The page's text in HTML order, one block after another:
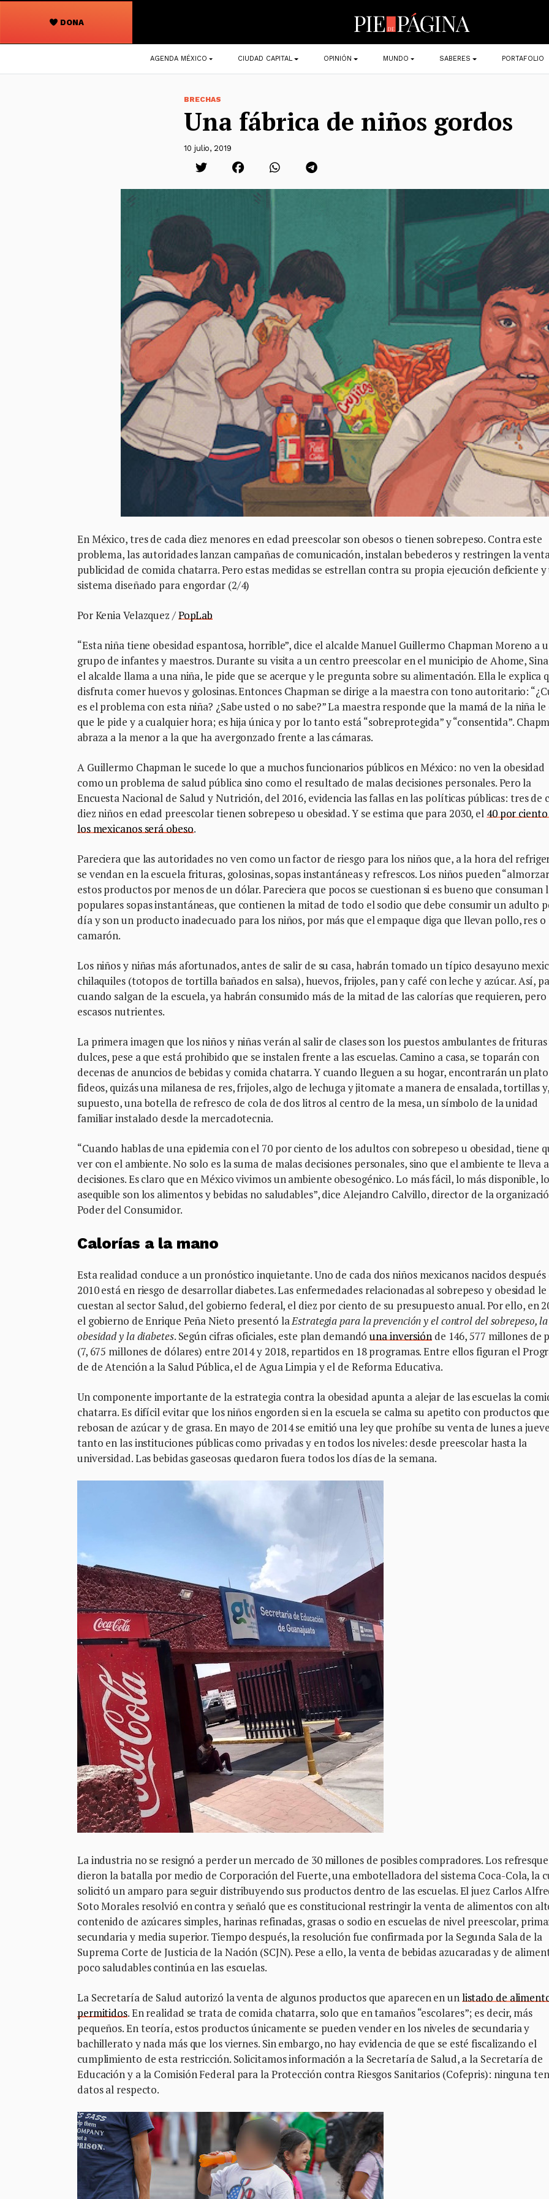
DONA
Navegación
principal
AGENDA MÉXICO CIUDAD CAPITAL OPINIÓN MUNDO SABERES PORTAFOLIO
BRECHAS
Una fábrica de niños gordos
10 julio, 2019
En México, tres de cada diez menores en edad preescolar son obesos o tienen sobrepeso. Contra este
problema, las autoridades lanzan campañas de comunicación, instalan bebederos y restringen la
publicidad de comida chatarra. Pero estas medidas se estrellan contra su propia ejecución deficiente y
sistema diseñado para engordar (2/4)
Por Kenia Velazquez /PopLab
“Esta niña tiene obesidad espantosa, horrible”, dice el alcalde Manuel Guillermo Chapman Moreno a
grupo de infantes y maestros. Durante su visita a un centro preescolar en el municipio de Ahome,
el alcalde llama a una niña, le pide que se acerque y le pregunta sobre su alimentación. Ella le explica
disfruta comer huevos y golosinas. Entonces Chapman se dirige a la maestra con tono autoritario:
es el problema con esta niña? ¿Sabe usted o no sabe?” La maestra responde que la mamá de la niña le
que le pide y a cualquier hora; es hija única y por lo tanto está “sobreprotegida” y “consentida”.
abraza a la menor a la que ha avergonzado frente a las cámaras.
A Guillermo Chapman le sucede lo que a muchos funcionarios públicos en México: no ven la obesidad
como un problema de salud pública sino como el resultado de malas decisiones personales. Pero la
Encuesta Nacional de Salud y Nutrición, del 2016, evidencia las fallas en las políticas públicas: tres de
diez niños en edad preescolar tienen sobrepeso u obesidad. Y se estima que para 2030, el40 por
los mexicanos será obeso.
Pareciera que las autoridades no ven como un factor de riesgo para los niños que, a la hora del
se vendan en la escuela frituras, golosinas, sopas instantáneas y refrescos. Los niños pueden
estos productos por menos de un dólar. Pareciera que pocos se cuestionan si es bueno que consuman
populares sopas instantáneas, que contienen la mitad de todo el sodio que debe consumir un adulto
día y son un producto inadecuado para los niños, por más que el empaque diga que llevan pollo, res o
camarón.
Los niños y niñas más afortunados, antes de salir de su casa, habrán tomado un típico desayuno
chilaquiles (totopos de tortilla bañados en salsa), huevos, frijoles, pan y café con leche y azúcar. Así,
cuando salgan de la escuela, ya habrán consumido más de la mitad de las calorías que requieren, pero
escasos nutrientes.
La primera imagen que los niños y niñas verán al salir de clases son los puestos ambulantes de frituras
dulces, pese a que está prohibido que se instalen frente a las escuelas. Camino a casa, se toparán con
decenas de anuncios de bebidas y comida chatarra. Y cuando lleguen a su hogar, encontrarán un
fideos, quizás una milanesa de res, frijoles, algo de lechuga y jitomate a manera de ensalada, tortillas
supuesto, una botella de refresco de cola de dos litros al centro de la mesa, un símbolo de la unidad
familiar instalado desde la mercadotecnia.
“Cuando hablas de una epidemia con el 70 por ciento de los adultos con sobrepeso u obesidad, tiene
ver con el ambiente. No solo es la suma de malas decisiones personales, sino que el ambiente te lleva
decisiones. Es claro que en México vivimos un ambiente obesogénico. Lo más fácil, lo más disponible,
asequible son los alimentos y bebidas no saludables”, dice Alejandro Calvillo, director de la
Poder del Consumidor.
Calorías a la mano
Esta realidad conduce a un pronóstico inquietante. Uno de cada dos niños mexicanos nacidos después
2010 está en riesgo de desarrollar diabetes. Las enfermedades relacionadas al sobrepeso y obesidad le
cuestan al sector Salud, del gobierno federal, el diez por ciento de su presupuesto anual. Por ello, en
el gobierno de Enrique Peña Nieto presentó laEstrategia para la prevención y el control del sobrepeso, la
obesidad y la diabetes. Según cifras oficiales, este plan demandóuna inversiónde 146, 577 millones de
(7, 675 millones de dólares) entre 2014 y 2018, repartidos en 18 programas. Entre ellos figuran el
de de Atención a la Salud Pública, el de Agua Limpia y el de Reforma Educativa.
Un componente importante de la estrategia contra la obesidad apunta a alejar de las escuelas la
chatarra. Es difícil evitar que los niños engorden si en la escuela se calma su apetito con productos que
rebosan de azúcar y de grasa. En mayo de 2014 se emitió una ley que prohíbe su venta de lunes a
tanto en las instituciones públicas como privadas y en todos los niveles: desde preescolar hasta la
universidad. Las bebidas gaseosas quedaron fuera todos los días de la semana.
La industria no se resignó a perder un mercado de 30 millones de posibles compradores. Los
dieron la batalla por medio de Corporación del Fuerte, una embotelladora del sistema Coca-Cola, la
solicitó un amparo para seguir distribuyendo sus productos dentro de las escuelas. El juez Carlos
Soto Morales resolvió en contra y señaló que es constitucional restringir la venta de alimentos con
contenido de azúcares simples, harinas refinadas, grasas o sodio en escuelas de nivel preescolar,
secundaria y media superior. Tiempo después, la resolución fue confirmada por la Segunda Sala de la
Suprema Corte de Justicia de la Nación (SCJN). Pese a ello, la venta de bebidas azucaradas y de
poco saludables continúa en las escuelas.
La Secretaría de Salud autorizó la venta de algunos productos que aparecen en unlistado de
permitidos. En realidad se trata de comida chatarra, solo que en tamaños “escolares”; es decir, más
pequeños. En teoría, estos productos únicamente se pueden vender en los niveles de secundaria y
bachillerato y nada más que los viernes. Sin embargo, no hay evidencia de que se esté fiscalizando el
cumplimiento de esta restricción. Solicitamos información a la Secretaría de Salud, a la Secretaría de
Educación y a la Comisión Federal para la Protección contra Riesgos Sanitarios (Cofepris): ninguna
datos al respecto.